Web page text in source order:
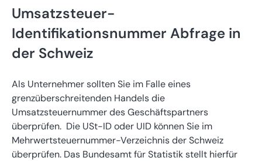
Umsatzsteuer-
Identifikationsnummer Abfrage in
der Schweiz
Als Unternehmer sollten Sie im Falle eines
grenzüberschreitenden Handels die
Umsatzsteuernummer des Geschäftspartners
überprüfen. Die USt-ID oder UID können Sie im
Mehrwertsteuernummer-Verzeichnis der Schweiz
überprüfen. Das Bundesamt für Statistik stellt hierfür